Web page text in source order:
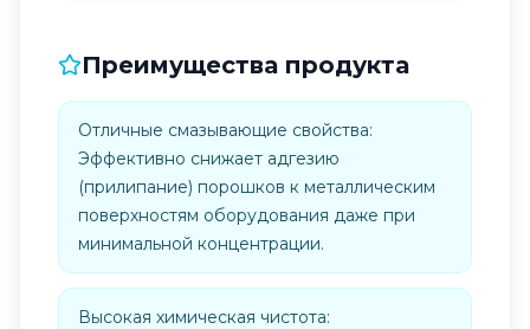
Преимущества продукта
Отличные смазывающие свойства:
Эффективно снижает адгезию
(прилипание) порошков к металлическим
поверхностям оборудования даже при
минимальной концентрации.
Высокая химическая чистота: